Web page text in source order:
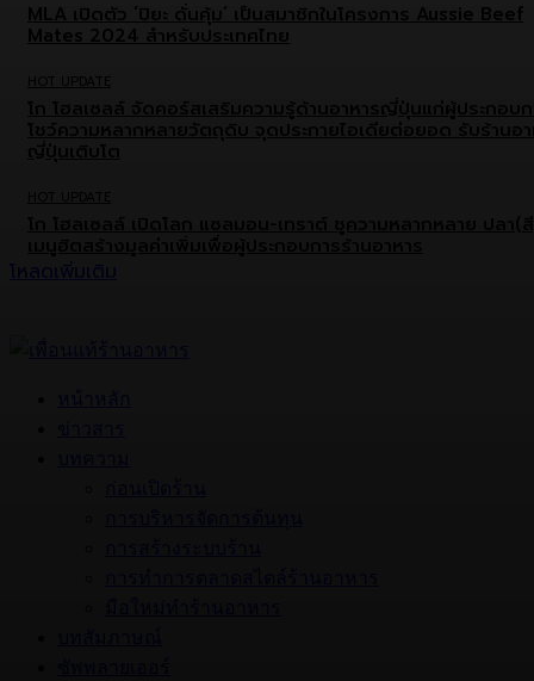
MLA เปิดตัว ‘ปิยะ ดั่นคุ้ม’ เป็นสมาชิกในโครงการ Aussie Beef
Mates 2024 สำหรับประเทศไทย